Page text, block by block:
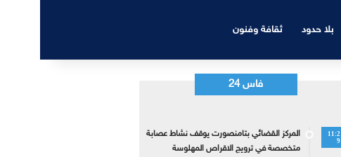
بلا حدود ثقافة وفنون
فاس 24
11:2
9
المركز القضائي بتامنصورت يوقف نشاط عصابة
متخصصة في ترويج الاقراص المهلوسة